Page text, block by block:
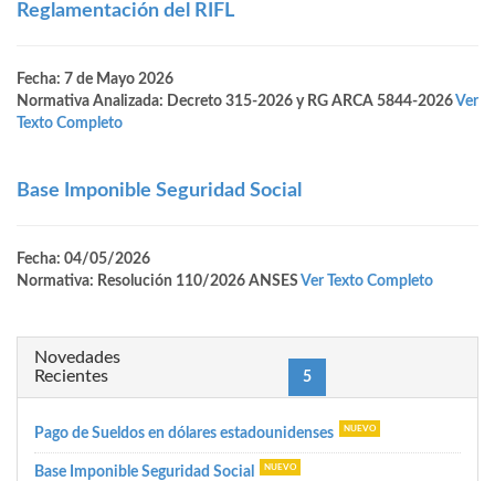
Reglamentación del RIFL
Fecha: 7 de Mayo 2026
Normativa Analizada: Decreto 315-2026 y RG ARCA 5844-2026Ver
Texto Completo
Base Imponible Seguridad Social
Fecha: 04/05/2026
Normativa: Resolución 110/2026 ANSES Ver Texto Completo
5(current)
Novedades
Recientes
Pago de Sueldos en dólares estadounidenses
Base Imponible Seguridad Social